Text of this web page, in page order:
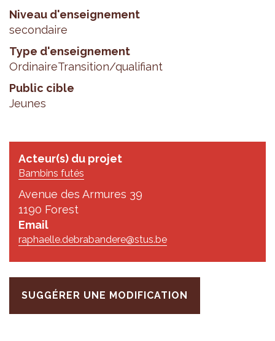
Niveau d'enseignement
secondaire
Type d'enseignement
OrdinaireTransition/qualifiant
Public cible
Jeunes
Acteur(s) du projet
Bambins futés
Avenue des Armures 39
1190 Forest
Email
raphaelle.debrabandere@stus.be
SUGGÉRER UNE MODIFICATION